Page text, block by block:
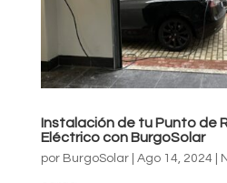
Instalación de tu Punto de
Eléctrico con BurgoSolar
por BurgoSolar| Ago 14, 2024|